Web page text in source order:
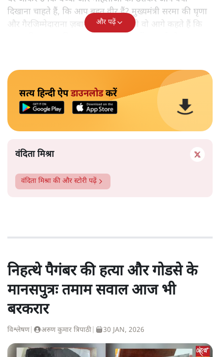
दिखाना चाहते हैं, कि आप बहुत वीर हैं? मुख्यमंत्री सरमा की घृणा
और गैरजिम्मेदाराना ज़बान यहीं नहीं रुकती वो आगे कहते हैं कि
और पढ़ें
सत्य हिन्दी ऐपडाउनलोडकरें
वंदिता मिश्रा
वंदिता मिश्रा की और स्टोरी पढ़ें
निहत्थे पैगंबर की हत्या और गोडसे के
मानसपुत्रः तमाम सवाल आज भी
बरकरार
विश्लेषण| अरुण कुमार त्रिपाठी 30 JAN, 2026